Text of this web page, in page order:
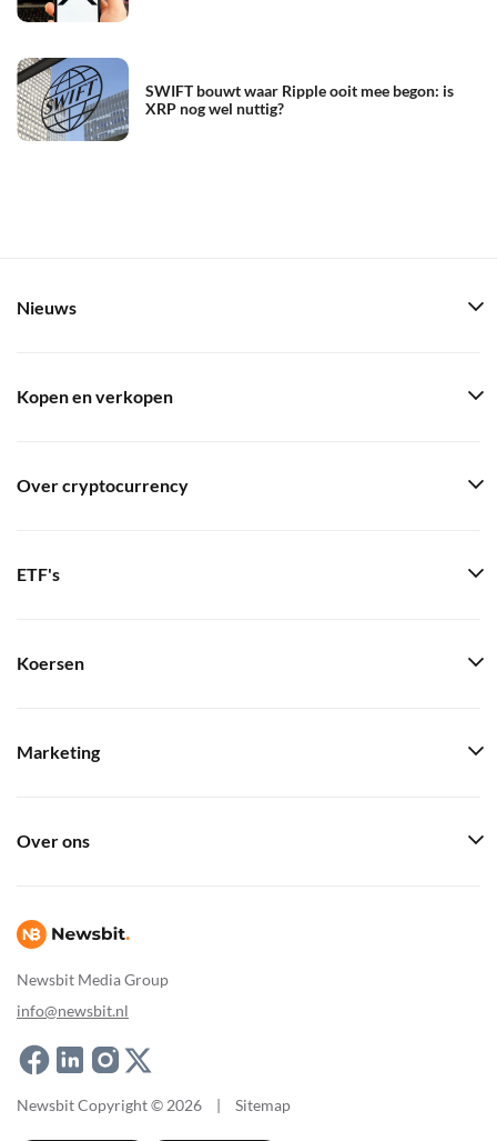
SWIFT bouwt waar Ripple ooit mee begon: is
XRP nog wel nuttig?
Newsbit Media Group
info@newsbit.nl
Nieuws
Kopen en verkopen
Over cryptocurrency
ETF's
Koersen
Marketing
Over ons
Newsbit Copyright © 2026 | Sitemap